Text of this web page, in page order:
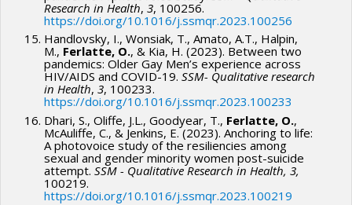
Research in Health, 3, 100256.
https://doi.org/10.1016/j.ssmqr.2023.100256
Handlovsky, I., Wonsiak, T., Amato, A.T., Halpin,
M., Ferlatte, O., & Kia, H. (2023). Between two
pandemics: Older Gay Men’s experience across
HIV/AIDS and COVID-19. SSM- Qualitative research
in Health, 3, 100233.
https://doi.org/10.1016/j.ssmqr.2023.100233
Dhari, S., Oliffe, J.L., Goodyear, T., Ferlatte, O.,
McAuliffe, C., & Jenkins, E. (2023). Anchoring to life:
A photovoice study of the resiliencies among
sexual and gender minority women post-suicide
attempt. SSM - Qualitative Research in Health, 3,
100219.
https://doi.org/10.1016/j.ssmqr.2023.100219